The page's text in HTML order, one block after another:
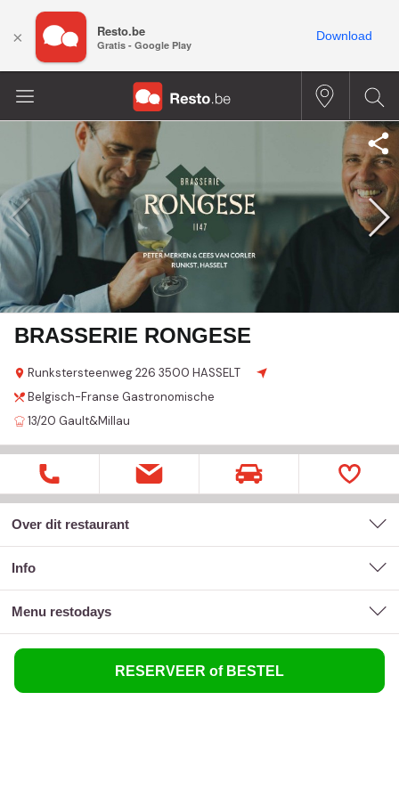
BRASSERIE RONGESE
Runkstersteenweg 226 3500 HASSELT
Belgisch-Franse Gastronomische
13/20 Gault&Millau
Over dit restaurant
Info
menu restodays
RESERVEER of BESTEL
× Resto.be
Gratis - Google Play
Download